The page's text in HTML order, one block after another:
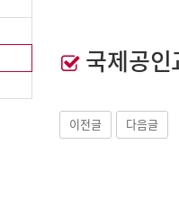
국제공
이전글 다음글